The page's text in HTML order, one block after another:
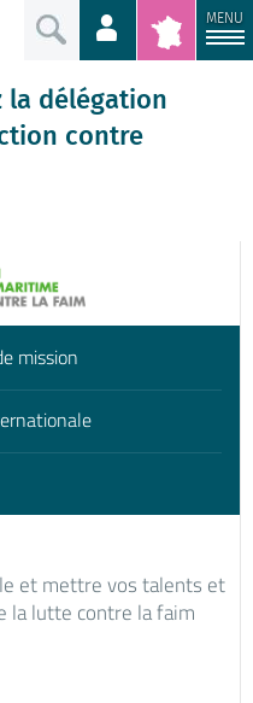
MENU
la délégation
contre
mission
et mettre vos talents et
la lutte contre la faim